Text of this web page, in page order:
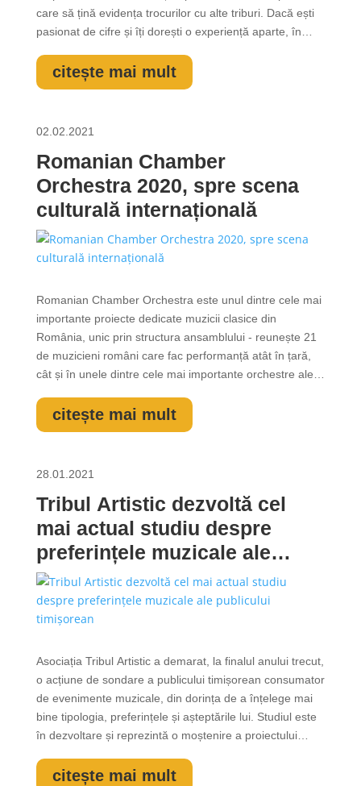
care să țină evidența trocurilor cu alte triburi. Dacă ești
pasionat de cifre și îți dorești o experiență aparte, în
Ne dorim de la tine: să-ți aloci timp zilnic contabilității și...
citește mai mult
02.02.2021
Romanian Chamber
Orchestra 2020, spre scena
culturală internațională
Romanian Chamber Orchestra este unul dintre cele mai
importante proiecte dedicate muzicii clasice din
România, unic prin structura ansamblului - reunește 21
de muzicieni români care fac performanță atât în țară,
cât și în unele dintre cele mai importante orchestre ale
ansamblului: violonistul Alexandru Tomescu (unul dintre
cei mai...
citește mai mult
28.01.2021
Tribul Artistic dezvoltă cel
mai actual studiu despre
preferințele muzicale ale
publicului timișorean
Asociația Tribul Artistic a demarat, la finalul anului trecut,
o acțiune de sondare a publicului timișorean consumator
de evenimente muzicale, din dorința de a înțelege mai
bine tipologia, preferințele și așteptările lui. Studiul este
în dezvoltare și reprezintă o moștenire a proiectului
independenți au fost susținuți financiar și au...
citește mai mult